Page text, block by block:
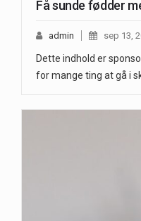
Få sunde fødder
admin sep 13,
Dette indhold er
for mange ting at gå i